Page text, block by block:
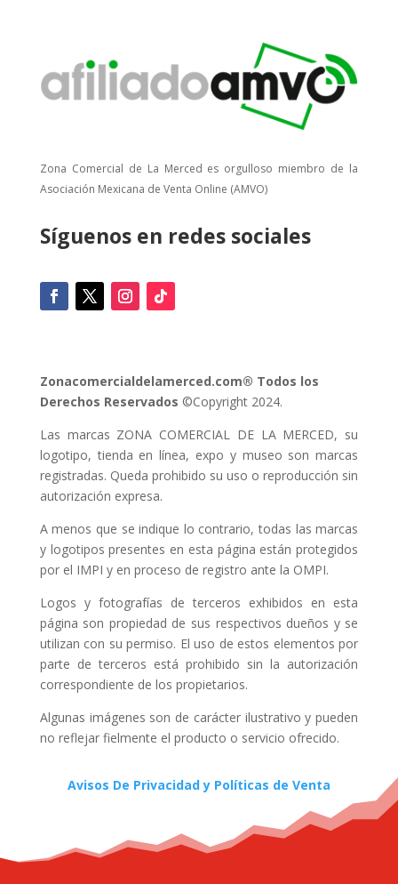
Zona Comercial de La Merced es orgulloso miembro de la
Asociación Mexicana de Venta Online (AMVO)
Síguenos en redes sociales
Zonacomercialdelamerced.com® Todos los
Derechos Reservados ©Copyright 2024.
Las marcas ZONA COMERCIAL DE LA MERCED, su
logotipo, tienda en línea, expo y museo son marcas
registradas. Queda prohibido su uso o reproducción sin
autorización expresa.
A menos que se indique lo contrario, todas las marcas
y logotipos presentes en esta página están protegidos
por el IMPI y en proceso de registro ante la OMPI.
Logos y fotografías de terceros exhibidos en esta
página son propiedad de sus respectivos dueños y se
utilizan con su permiso. El uso de estos elementos por
parte de terceros está prohibido sin la autorización
correspondiente de los propietarios.
Algunas imágenes son de carácter ilustrativo y pueden
no reflejar fielmente el producto o servicio ofrecido.
Avisos De Privacidad y Políticas de Venta